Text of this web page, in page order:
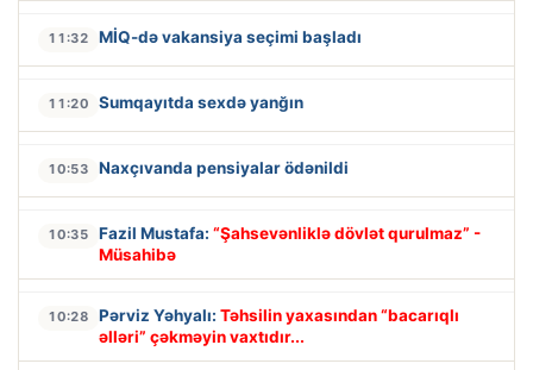
11:32 MİQ-də vakansiya seçimi başladı
11:20 Sumqayıtda sexdə yanğın
10:53 Naxçıvanda pensiyalar ödənildi
10:35 Fazil Mustafa: “Şahsevənliklə dövlət qurulmaz” -
Müsahibə
10:28 Pərviz Yəhyalı: Təhsilin yaxasından “bacarıqlı
əlləri” çəkməyin vaxtıdır...